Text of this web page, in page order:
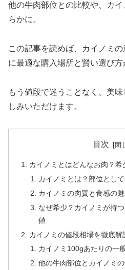
他の牛肉部位との比較や、カ
らかに。
この記事を読めば、カイノミ
に最適な購入場所と賢い選び方
もう値段で迷うことなく、美
しみいただけます。
目次
カイノミとはどんなお肉？
カイノミとは？部位とし
カイノミの肉質と食感の魅
なぜ希少？カイノミが持
値
カイノミの値段相場を徹底
カイノミ100gあたりの一
他の牛肉部位とカイノミ